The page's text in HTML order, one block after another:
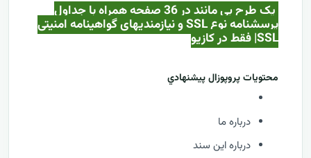
یک طرح بی مانند در 36 صفحه همراه با جداول
پرسشنامه نوع SSL و نیازمندیهای گواهینامه امنیتی
SSL| فقط در کازيو
محتويات پروپوزال پيشنهادي
درباره ما
درباره این سند